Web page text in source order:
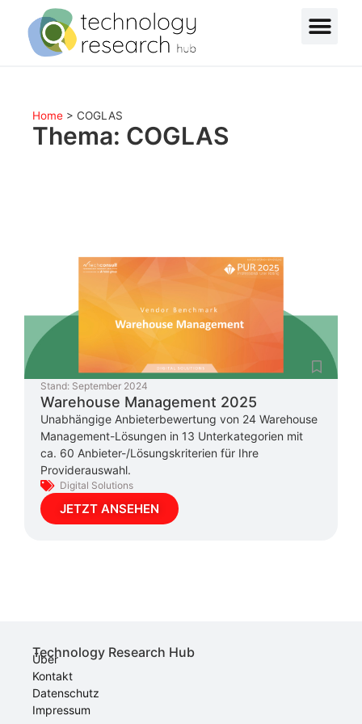
Home > COGLAS
Thema: COGLAS
Stand: September 2024
Warehouse Management 2025
Unabhängige Anbieterbewertung von 24 Warehouse
Management-Lösungen in 13 Unterkategorien mit
ca. 60 Anbieter-/Lösungskriterien für Ihre
Providerauswahl.
Digital Solutions
JETZT ANSEHEN
Technology Research Hub
Über
Kontakt
Datenschutz
Impressum